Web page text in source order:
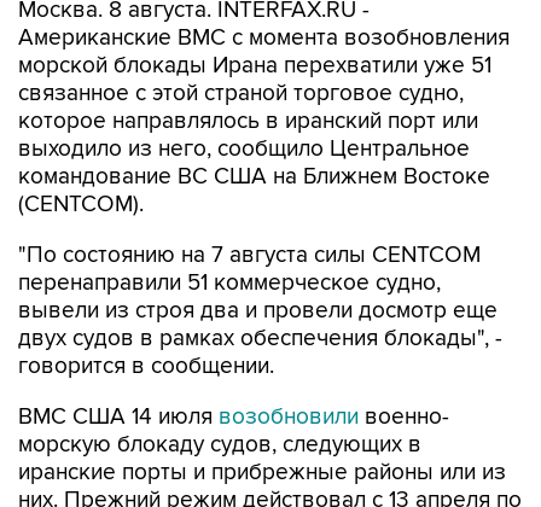
морской блокады Ирана перехватили уже 51
связанное с этой страной торговое судно,
которое направлялось в иранский порт или
выходило из него, сообщило Центральное
командование ВС США на Ближнем Востоке
(CENTCOM).
"По состоянию на 7 августа силы CENTCOM
вывели из строя два и провели досмотр еще
двух судов в рамках обеспечения блокады", -
говорится в сообщении.
ВМС США 14 июлявозобновили
иранские порты и прибрежные районы или из
них. Прежний режим действовал с 13 апреля по
18 июня.